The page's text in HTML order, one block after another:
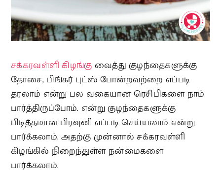
சக்கரவள்ளி கிழங்கு வைத்து குழந்தைகளுக்கு
தோசை, பிங்கர் புட்ஸ் போன்றவற்றை எப்படி
தரலாம் என்று பல வகையான ரெசிபிகளை நாம்
பார்த்திருப்போம். என்று குழந்தைகளுக்கு
பிடித்தமான பிரவுனி எப்படி செய்யலாம் என்று
பார்க்கலாம். அதற்கு முன்னால் சக்கரவள்ளி
கிழங்கில் நிறைந்துள்ள நன்மைகளை
பார்க்கலாம்.